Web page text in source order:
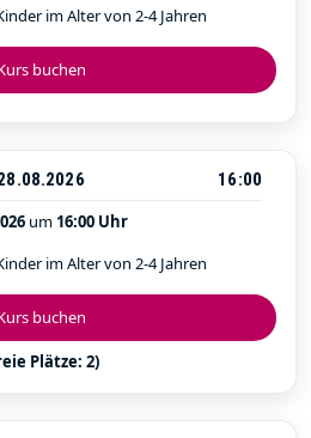
buchen
im Alter von 2-4 Jahren
buchen
Plätze: 2)
16:00
um 16:00 Uhr
im Alter von 2-4 Jahren